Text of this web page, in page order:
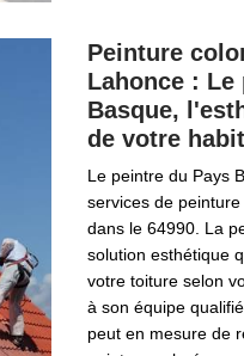
Peinture
Lahonce : Le
Basque,
de votre
Le peintre du Pays
services de
dans le 64990. La
solution esthétique
votre toiture selon
à son équipe
peut en mesure de